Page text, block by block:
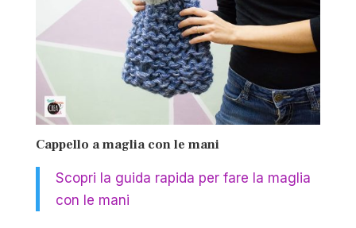
Cappello a maglia con le mani
Scopri la guida rapida per fare la maglia
con le mani